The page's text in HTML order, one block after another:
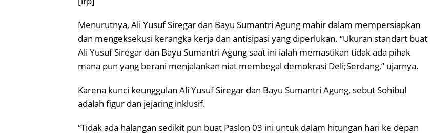
Menurutnya, Ali Yusuf Siregar dan Bayu Sumantri Agung mahir dalam mempersiapkan
dan mengeksekusi kerangka kerja dan antisipasi yang diperlukan. “Ukuran standart buat
Ali Yusuf Siregar dan Bayu Sumantri Agung saat ini ialah memastikan tidak ada pihak
mana pun yang berani menjalankan niat membegal demokrasi Deli;Serdang,” ujarnya.
Karena kunci keunggulan Ali Yusuf Siregar dan Bayu Sumantri Agung, sebut Sohibul
adalah figur dan jejaring inklusif.
“Tidak ada halangan sedikit pun buat Paslon 03 ini untuk dalam hitungan hari ke depan